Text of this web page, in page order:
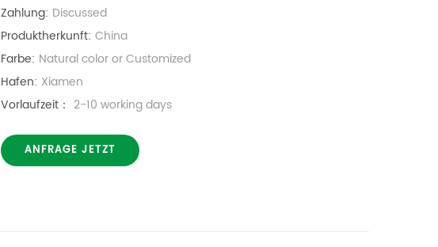
Zahlung: Discussed
Produktherkunft: China
Farbe: Natural color or Customized
Hafen: Xiamen
Vorlaufzeit： 2-10 working days
ANFRAGE JETZT